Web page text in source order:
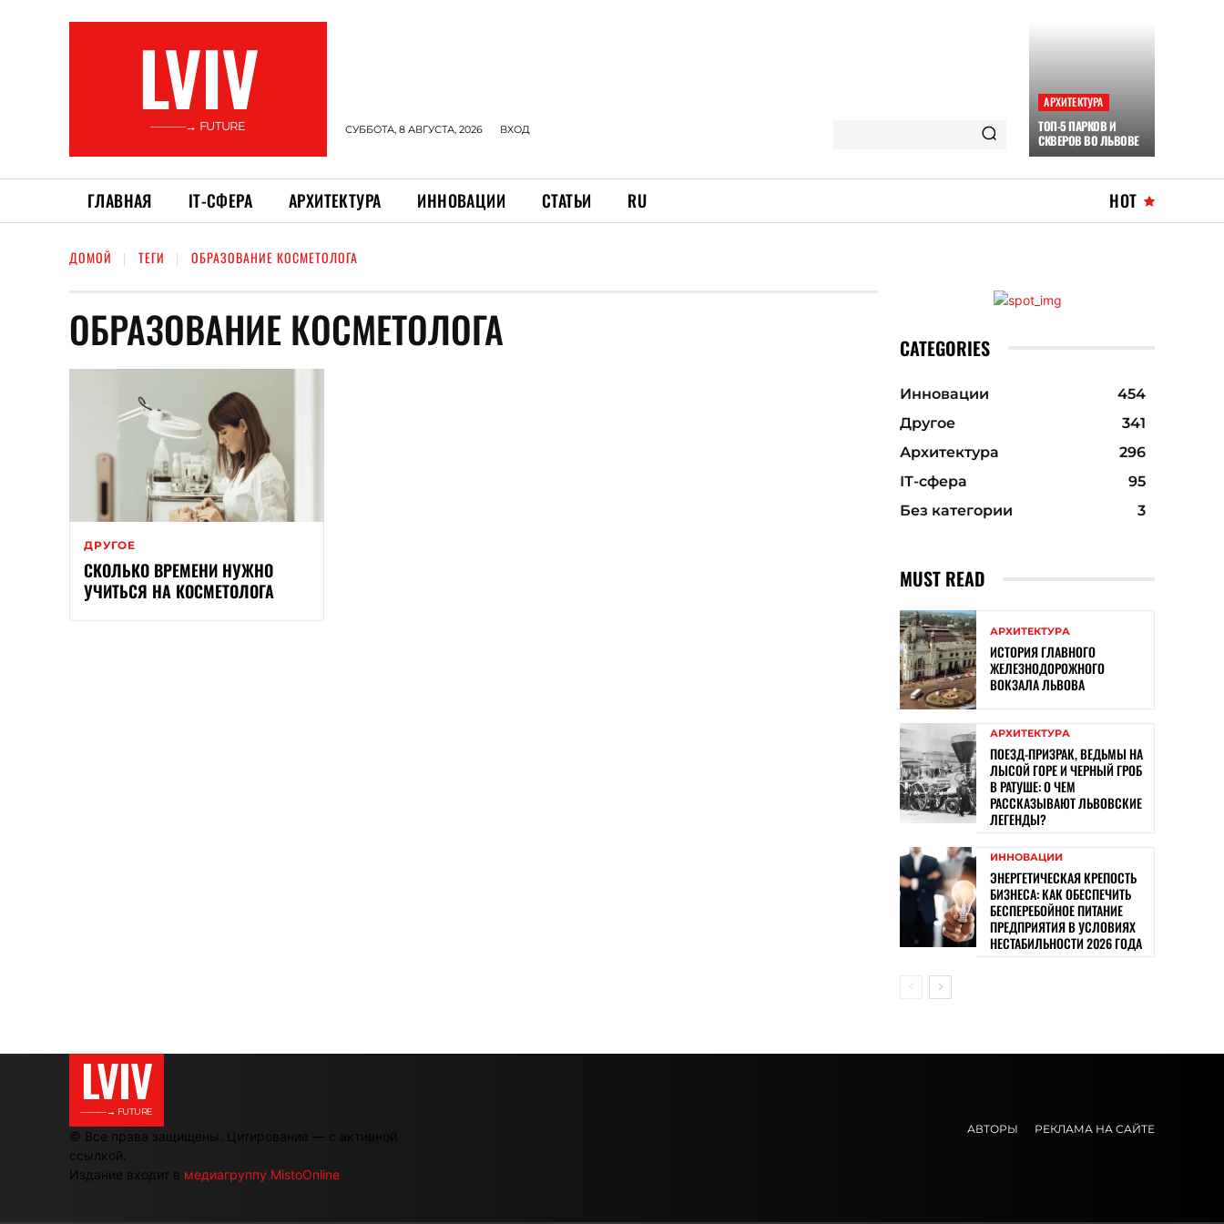
LVIV
———→ FUTURE СУББОТА, 8 АВГУСТА, 2026 ВХОД
АРХИТЕКТУРА
ТОП-5 ПАРКОВ И
СКВЕРОВ ВО ЛЬВОВЕ
ГЛАВНАЯ ІТ-СФЕРА АРХИТЕКТУРА ИННОВАЦИИ СТАТЬИ RU HOT
ДОМОЙ ТЕГИ ОБРАЗОВАНИЕ КОСМЕТОЛОГА
ОБРАЗОВАНИЕ КОСМЕТОЛОГА
ДРУГОЕ
СКОЛЬКО ВРЕМЕНИ НУЖНО
УЧИТЬСЯ НА КОСМЕТОЛОГА
CATEGORIES
Инновации
454
Другое
341
Архитектура
296
ІТ-сфера
95
Без категории
3
MUST READ
АРХИТЕКТУРА
ИСТОРИЯ ГЛАВНОГО
ЖЕЛЕЗНОДОРОЖНОГО
ВОКЗАЛА ЛЬВОВА
АРХИТЕКТУРА
ПОЕЗД-ПРИЗРАК, ВЕДЬМЫ НА
ЛЫСОЙ ГОРЕ И ЧЕРНЫЙ ГРОБ
В РАТУШЕ: О ЧЕМ
РАССКАЗЫВАЮТ ЛЬВОВСКИЕ
ЛЕГЕНДЫ?
ИННОВАЦИИ
ЭНЕРГЕТИЧЕСКАЯ КРЕПОСТЬ
БИЗНЕСА: КАК ОБЕСПЕЧИТЬ
БЕСПЕРЕБОЙНОЕ ПИТАНИЕ
ПРЕДПРИЯТИЯ В УСЛОВИЯХ
НЕСТАБИЛЬНОСТИ 2026 ГОДА
LVIV
———→ FUTURE
© Все права защищены. Цитирование — с активной
ссылкой.
Издание входит в медиагруппу MistoOnline
АВТОРЫ РЕКЛАМА НА САЙТЕ